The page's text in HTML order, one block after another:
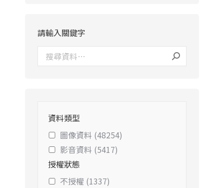
請輸入關鍵字
資料類型
圖像資料 (48254)
影音資料 (5417)
授權狀態
不授權 (1337)